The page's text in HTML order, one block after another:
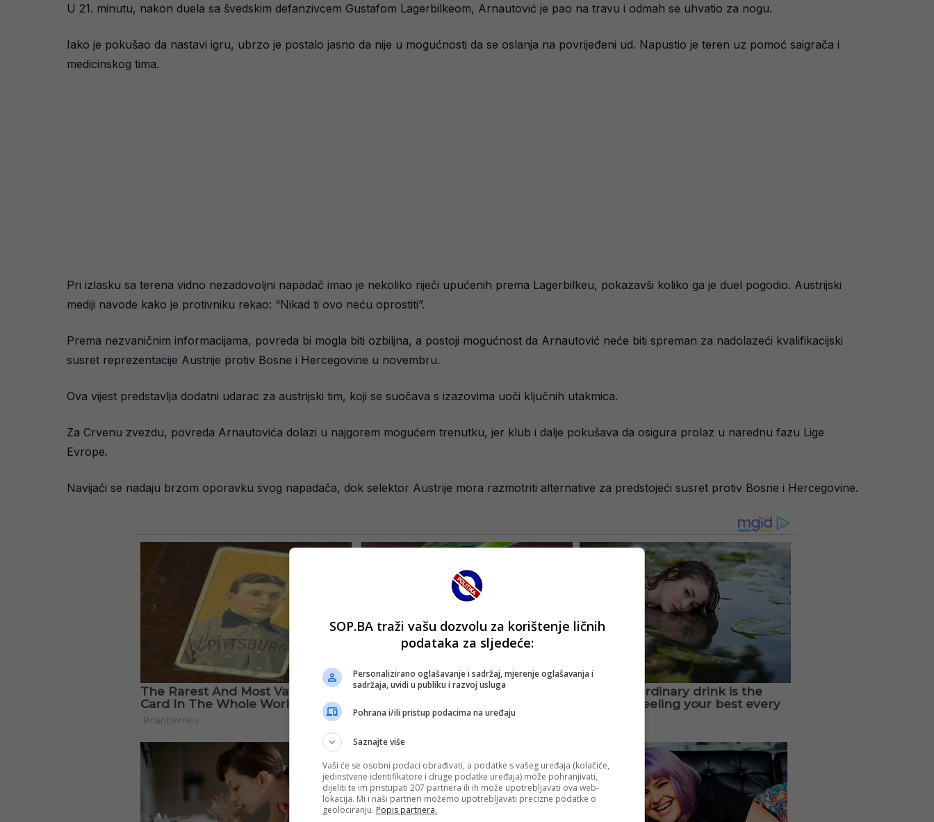
U 21. minutu, nakon duela sa švedskim defanzivcem Gustafom Lagerbilkeom, Arnautović je pao na travu i odmah se uhvatio za nogu.
Iako je pokušao da nastavi igru, ubrzo je postalo jasno da nije u mogućnosti da se oslanja na povrijeđeni ud. Napustio je teren uz pomoć saigrača i
medicinskog tima.
Pri izlasku sa terena vidno nezadovoljni napadač imao je nekoliko riječi upućenih prema Lagerbilkeu, pokazavši koliko ga je duel pogodio. Austrijski
mediji navode kako je protivniku rekao: “Nikad ti ovo neću oprostiti”.
Prema nezvaničnim informacijama, povreda bi mogla biti ozbiljna, a postoji mogućnost da Arnautović neće biti spreman za nadolazeći kvalifikacijski
susret reprezentacije Austrije protiv Bosne i Hercegovine u novembru.
Ova vijest predstavlja dodatni udarac za austrijski tim, koji se suočava s izazovima uoči ključnih utakmica.
Za Crvenu zvezdu, povreda Arnautovića dolazi u najgorem mogućem trenutku, jer klub i dalje pokušava da osigura prolaz u narednu fazu Lige
Evrope.
Navijači se nadaju brzom oporavku svog napadača, dok selektor Austrije mora razmotriti alternative za predstojeći susret protiv Bosne i Hercegovine.
SOP.BA traži vašu dozvolu za korištenje ličnih
podataka za sljedeće:
Personalizirano oglašavanje i sadržaj, mjerenje oglašavanja i
sadržaja, uvidi u publiku i razvoj usluga
Pohrana i/ili pristup podacima na uređaju
Saznajte više
Vaši će se osobni podaci obrađivati, a podatke s vašeg uređaja (kolačiće,
jedinstvene identifikatore i druge podatke uređaja) može pohranjivati,
dijeliti te im pristupati 207 partnera ili ih može upotrebljavati ova web-
lokacija. Mi i naši partneri možemo upotrebljavati precizne podatke o
geolociranju. Popis partnera.